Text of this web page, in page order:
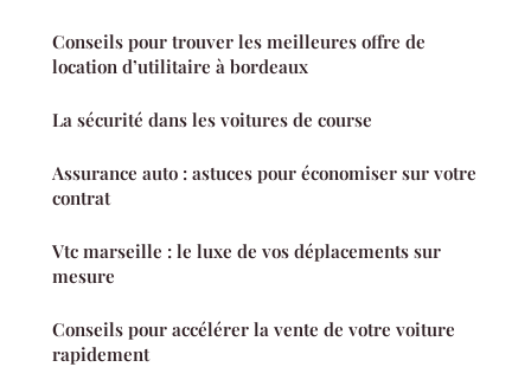
Conseils pour trouver les meilleures offre de
location d’utilitaire à bordeaux
La sécurité dans les voitures de course
Assurance auto : astuces pour économiser sur votre
contrat
Vtc marseille : le luxe de vos déplacements sur
mesure
Conseils pour accélérer la vente de votre voiture
rapidement